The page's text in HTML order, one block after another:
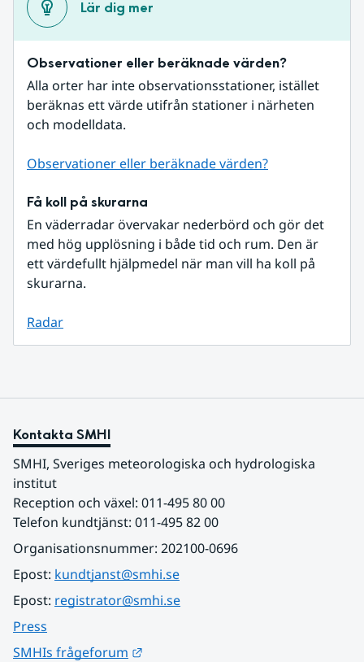
Lär dig mer
Observationer eller beräknade värden?
Alla orter har inte observationsstationer, istället
beräknas ett värde utifrån stationer i närheten
och modelldata.
Observationer eller beräknade värden?
Få koll på skurarna
En väderradar övervakar nederbörd och gör det
med hög upplösning i både tid och rum. Den är
ett värdefullt hjälpmedel när man vill ha koll på
skurarna.
Radar
Kontakta SMHI
SMHI, Sveriges meteorologiska och hydrologiska
institut
Reception och växel: 011-495 80 00
Telefon kundtjänst: 011-495 82 00
Organisationsnummer: 202100-0696
Epost: kundtjanst@smhi.se
Epost: registrator@smhi.se
Press
SMHIs frågeforum